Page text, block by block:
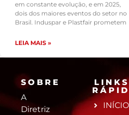
em constante evolução, e em 2025,
dois dos maiores eventos do setor no
Brasil. Induspar e Plastfair prometem
LEIA MAIS »
SOBRE
A
Diretriz
LINKS
INÍCIO